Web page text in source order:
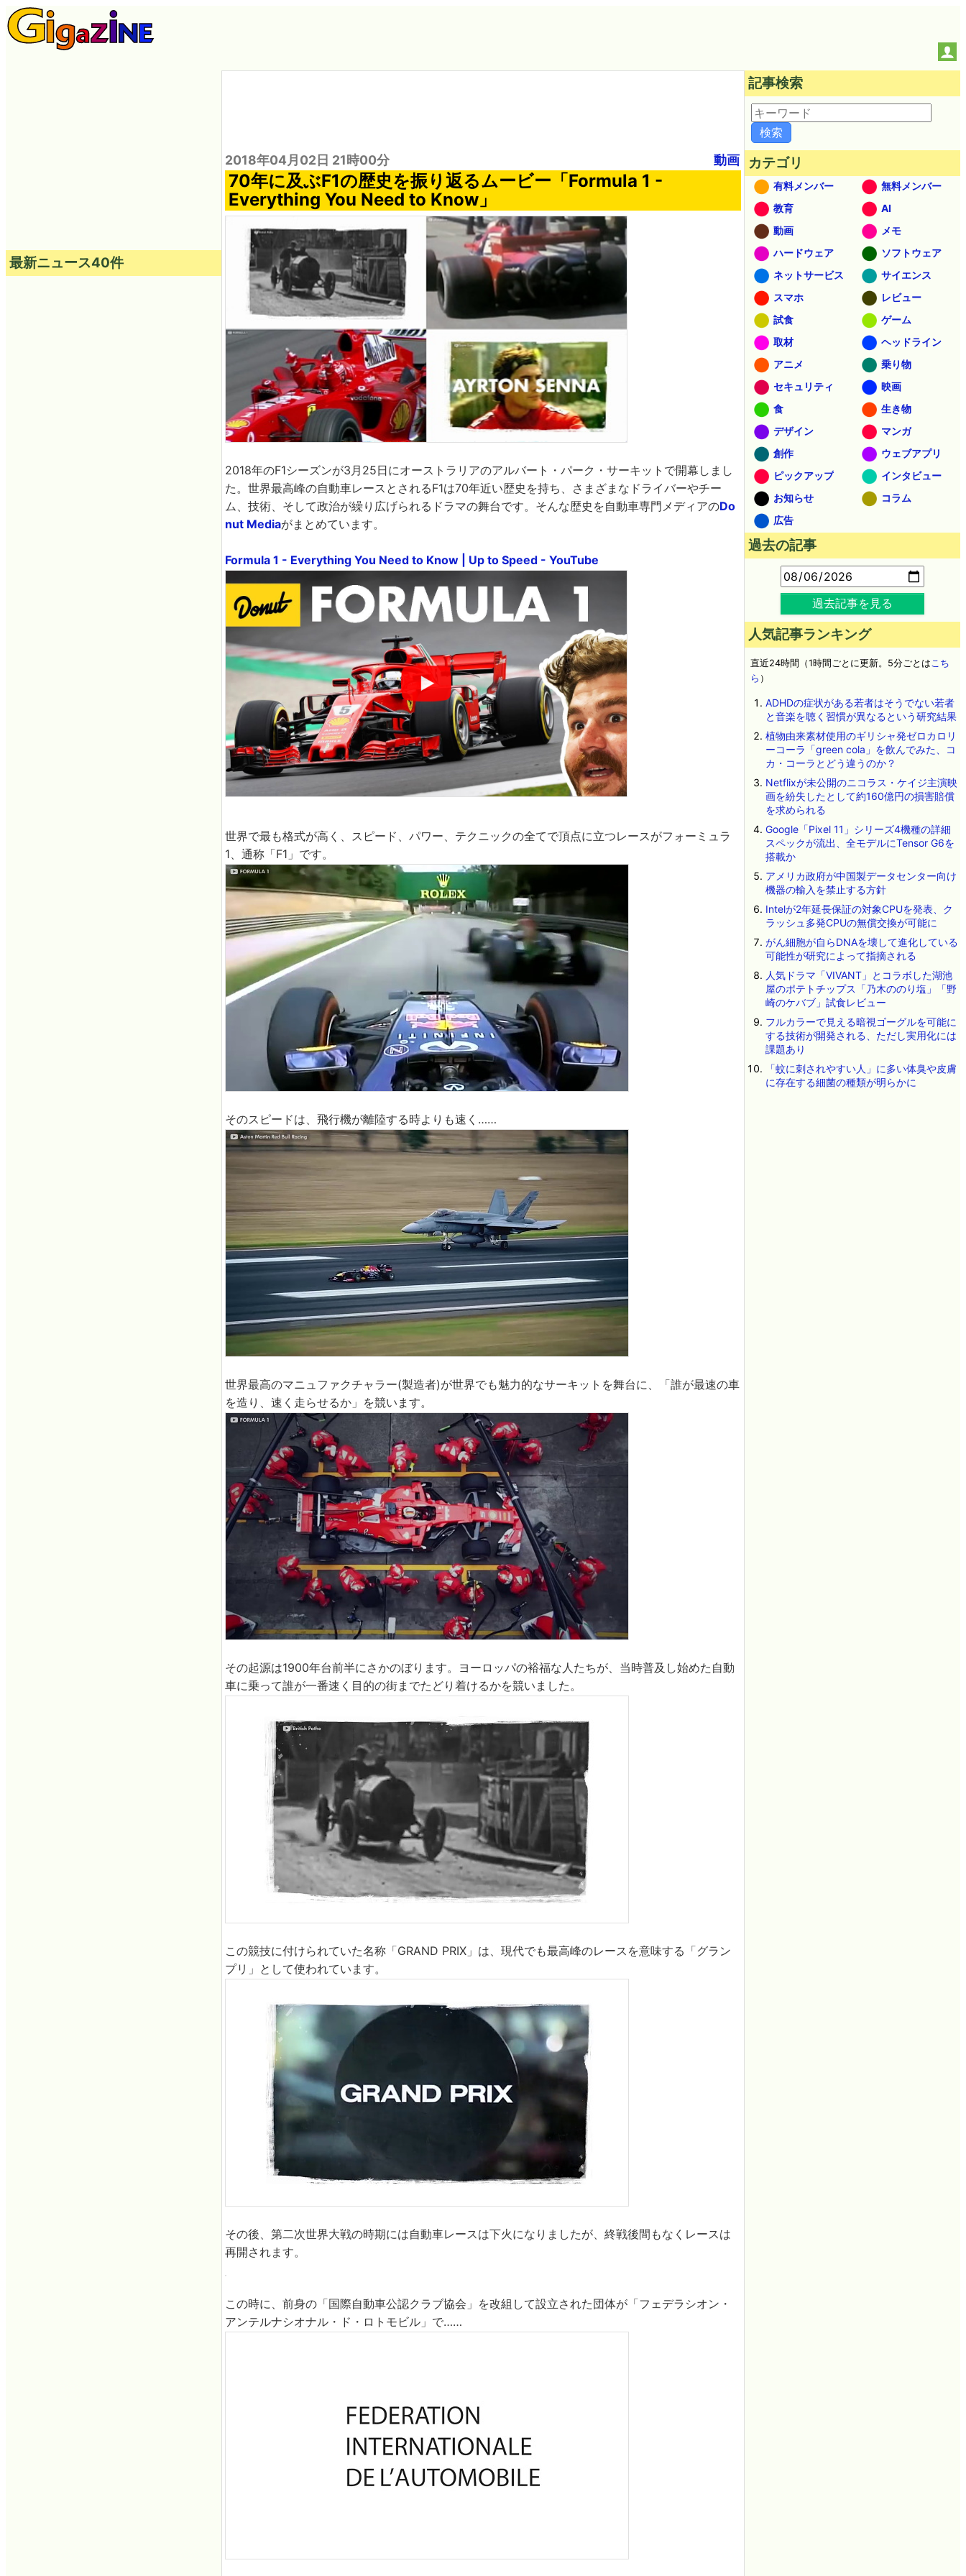
2018年04月02日 21時00分 動画
70年に及ぶF1の歴史を振り返るムービー「Formula 1 -
Everything You Need to Know」
2018年のF1シーズンが3月25日にオーストラリアのアルバート・パーク・サーキットで開幕しまし
た。世界最高峰の自動車レースとされるF1は70年近い歴史を持ち、さまざまなドライバーやチー
ム、技術、そして政治が繰り広げられるドラマの舞台です。そんな歴史を自動車専門メディアのDo
nut Mediaがまとめています。
Formula 1 - Everything You Need to Know | Up to Speed - YouTube
世界で最も格式が高く、スピード、パワー、テクニックの全てで頂点に立つレースがフォーミュラ
1、通称「F1」です。
そのスピードは、飛行機が離陸する時よりも速く……
世界最高のマニュファクチャラー(製造者)が世界でも魅力的なサーキットを舞台に、「誰が最速の車
を造り、速く走らせるか」を競います。
その起源は1900年台前半にさかのぼります。ヨーロッパの裕福な人たちが、当時普及し始めた自動
車に乗って誰が一番速く目的の街までたどり着けるかを競いました。
この競技に付けられていた名称「GRAND PRIX」は、現代でも最高峰のレースを意味する「グラン
プリ」として使われています。
その後、第二次世界大戦の時期には自動車レースは下火になりましたが、終戦後間もなくレースは
再開されます。
最新ニュース40件
記事検索
カテゴリ
有料メンバー
無料メンバー
教育
AI
動画
メモ
ハードウェア
ソフトウェア
ネットサービス
サイエンス
スマホ
レビュー
試食
ゲーム
取材
ヘッドライン
アニメ
乗り物
セキュリティ
映画
食
生き物
デザイン
マンガ
創作
ウェブアプリ
ピックアップ
インタビュー
お知らせ
コラム
広告
過去の記事
過去記事を見る
人気記事ランキング
直近24時間（1時間ごとに更新。5分ごとはこち
ら ）
ADHDの症状がある若者はそうでない若者
と音楽を聴く習慣が異なるという研究結果
植物由来素材使用のギリシャ発ゼロカロリ
ーコーラ「green cola」を飲んでみた、コ
カ・コーラとどう違うのか？
Netflixが未公開のニコラス・ケイジ主演映
画を紛失したとして約160億円の損害賠償
を求められる
Google「Pixel 11」シリーズ4機種の詳細
スペックが流出、全モデルにTensor G6を
搭載か
アメリカ政府が中国製データセンター向け
機器の輸入を禁止する方針
Intelが2年延長保証の対象CPUを発表、ク
ラッシュ多発CPUの無償交換が可能に
がん細胞が自らDNAを壊して進化している
可能性が研究によって指摘される
人気ドラマ「VIVANT」とコラボした湖池
屋のポテトチップス「乃木ののり塩」「野
崎のケバブ」試食レビュー
フルカラーで見える暗視ゴーグルを可能に
する技術が開発される、ただし実用化には
課題あり
「蚊に刺されやすい人」に多い体臭や皮膚
に存在する細菌の種類が明らかに